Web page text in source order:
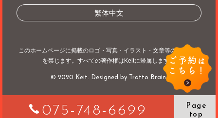
ご予約 は
こちら！
075-748-6699
Page
top
繁体中文
このホームページに掲載のロゴ・写真・イラスト・文章等の無断転載
を禁じます。すべての著作権はKeitに帰属します。
© 2020 Keit. Designed by Tratto Brain.